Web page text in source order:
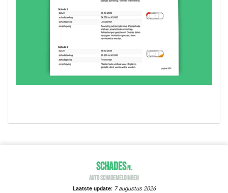
SCHADES.NL
AUTO SCHADEMELDINGEN
Laatste update: 7 augustus 2026